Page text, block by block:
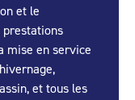
et le
prestations
mise en service
et tous les